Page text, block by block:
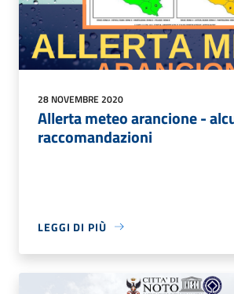
28 NOVEMBRE 2020
Allerta meteo arancione -
raccomandazioni
LEGGI DI PIÙ